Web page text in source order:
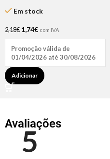
Em stock
2,18€ 1,74€ com IVA
Promoção válida de
01/04/2026 até 30/08/2026
Adicionar
Avaliações
5